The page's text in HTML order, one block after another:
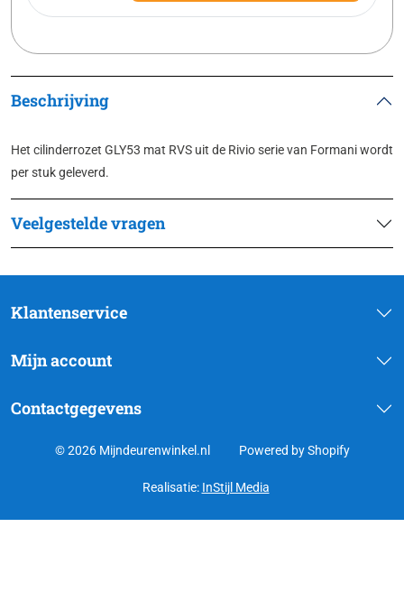
Beschrijving
Het cilinderrozet GLY53 mat RVS uit de Rivio serie van Formani wordt
per stuk geleverd.
Veelgestelde vragen
Klantenservice
Mijn account
Contactgegevens
© 2026 Mijndeurenwinkel.nl Powered by Shopify
Realisatie: InStijl Media